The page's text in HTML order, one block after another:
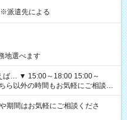
派遣先による
地選べます
間はお気軽にご相談くださ